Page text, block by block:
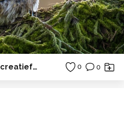
Kunst in boom papier creatief in Polen 0 0